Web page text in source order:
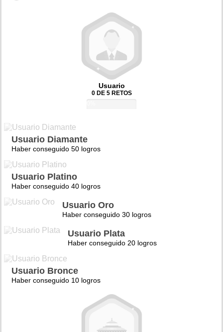
Usuario
0 DE 5 RETOS
Usuario Diamante
Haber conseguido 50 logros
Usuario Platino
Haber conseguido 40 logros
Usuario Oro
Haber conseguido 30 logros
Usuario Plata
Haber conseguido 20 logros
Usuario Bronce
Haber conseguido 10 logros